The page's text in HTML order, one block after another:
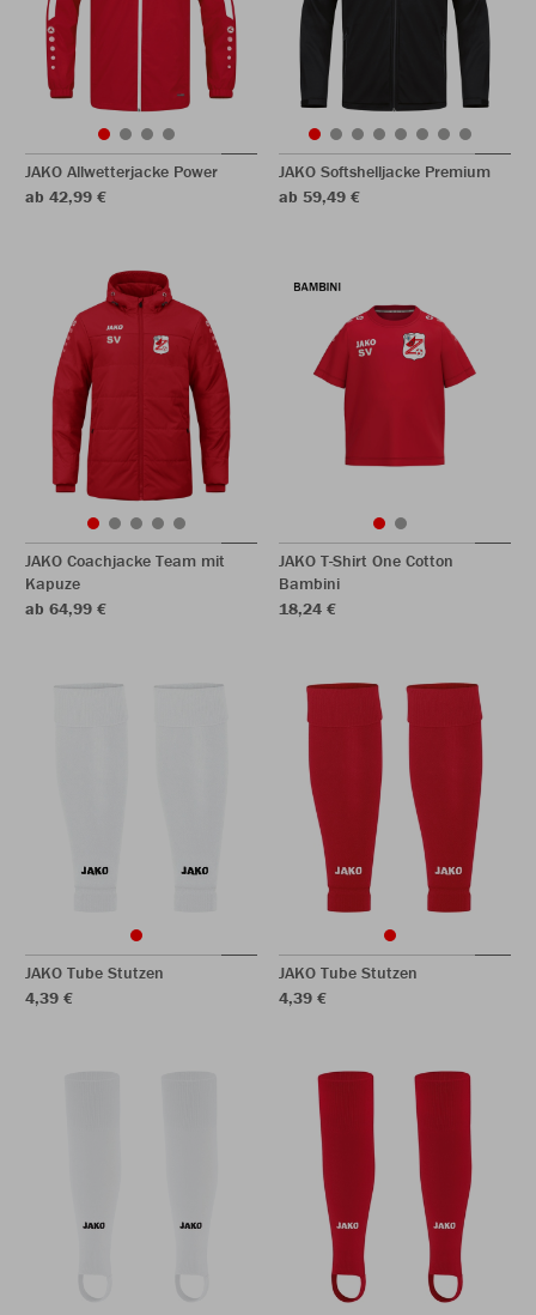
JAKO Allwetterjacke Power
ab 42,99 €
JAKO Softshelljacke Premium
ab 59,49 €
JAKO Coachjacke Team mit
Kapuze
ab 64,99 €
JAKO T-Shirt One Cotton
Bambini
18,24 €
JAKO Tube Stutzen
4,39 €
JAKO Tube Stutzen
4,39 €